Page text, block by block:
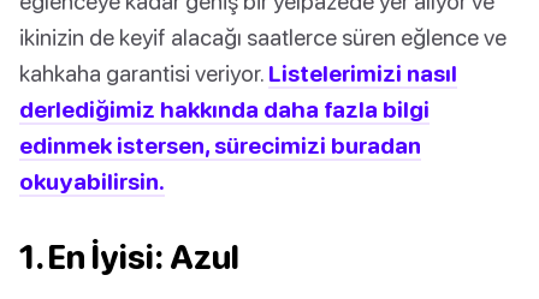
ikinizin de keyif alacağı saatlerce süren eğlence ve
kahkaha garantisi veriyor. Listelerimizi nasıl
derlediğimiz hakkında daha fazla bilgi
edinmek istersen, sürecimizi buradan
okuyabilirsin.
1. En İyisi: Azul